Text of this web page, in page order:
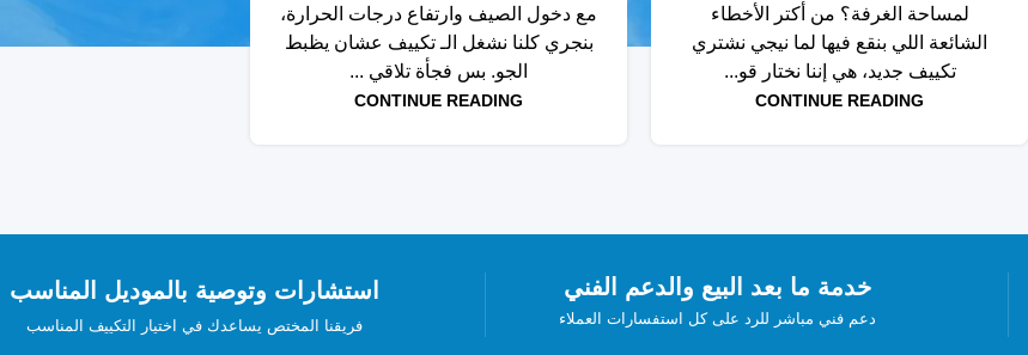
لمساحة الغرفة؟ من أكتر الأخطاء
الشائعة اللي بنقع فيها لما نيجي نشتري
تكييف جديد، هي إننا نختار قو...
CONTINUE READING
مع دخول الصيف وارتفاع درجات الحرارة،
بنجري كلنا نشغل الـ تكييف عشان يظبط
الجو. بس فجأة تلاقي ...
CONTINUE READING
خدمة ما بعد البيع والدعم الفني
دعم فني مباشر للرد على كل استفسارات العملاء
استشارات وتوصية بالموديل المناسب
فريقنا المختص يساعدك في اختيار التكييف المناسب